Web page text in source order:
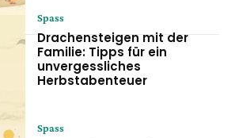
Spass
Drachensteigen mit der
Familie: Tipps für ein
unvergessliches
Herbstabenteuer
Spass